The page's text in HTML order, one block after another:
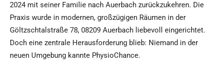
2024 mit seiner Familie nach Auerbach zurückzukehren. Die
Praxis wurde in modernen, großzügigen Räumen in der
Göltzschtalstraße 78, 08209 Auerbach liebevoll eingerichtet.
Doch eine zentrale Herausforderung blieb: Niemand in der
neuen Umgebung kannte PhysioChance.